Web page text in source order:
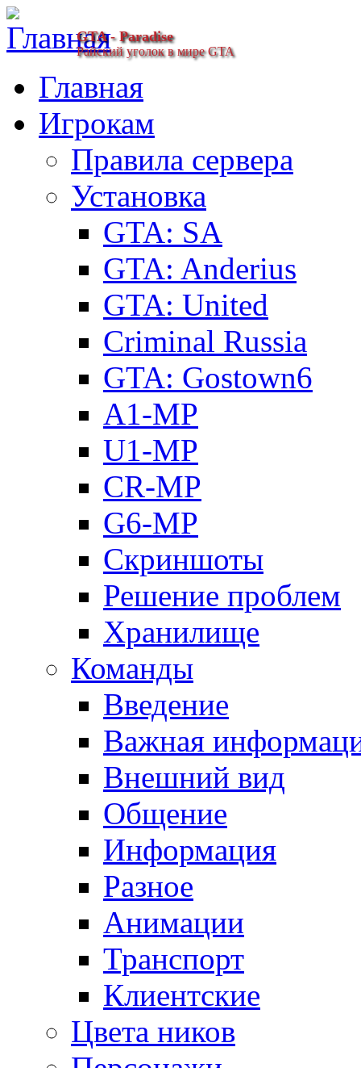
GTA - Paradise
Райский уголок в мире GTA
Главная
Игрокам
Правила сервера
Установка
GTA: SA
GTA: Anderius
GTA: United
Criminal Russia
GTA: Gostown6
A1-MP
U1-MP
CR-MP
G6-MP
Скриншоты
Решение проблем
Хранилище
Команды
Введение
Важная
Внешний вид
Общение
Информация
Разное
Анимации
Транспорт
Клиентские
Цвета ников